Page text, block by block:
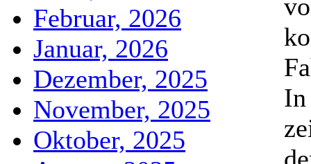
Februar, 2026
Januar, 2026
Dezember, 2025
November, 2025
Oktober, 2025
In